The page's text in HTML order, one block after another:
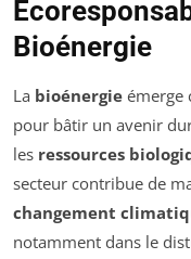
Bioénergie
La bioénergie émerge
pour bâtir un avenir
les ressources
secteur contribue de
changement
notamment dans le